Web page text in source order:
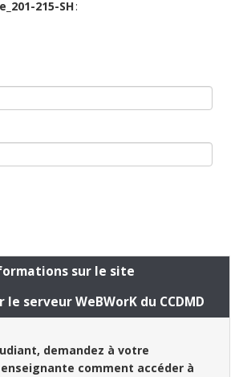
215-SH:
sur le site
le serveur WeBWorK du CCDMD
demandez à votre
comment accéder à